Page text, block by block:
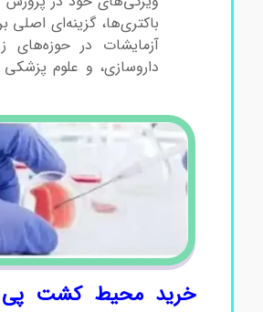
باکتری‌ها، گزینه‌ای اصلی
آزمایشات در حوزه‌های
داروسازی، و علوم پزشکی
خرید محیط کشت پی